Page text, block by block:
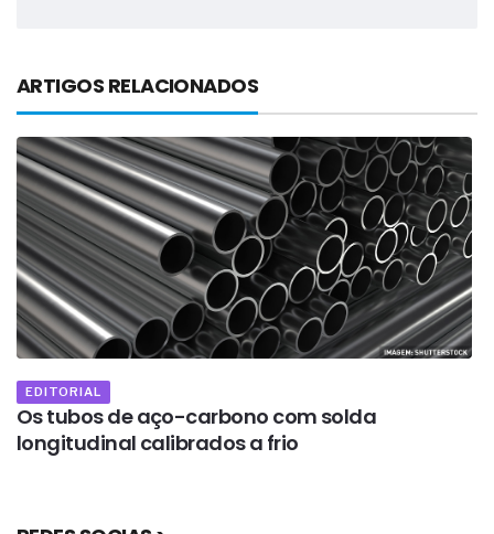
ARTIGOS RELACIONADOS
EDITORIAL
Os tubos de aço-carbono com solda
longitudinal calibrados a frio